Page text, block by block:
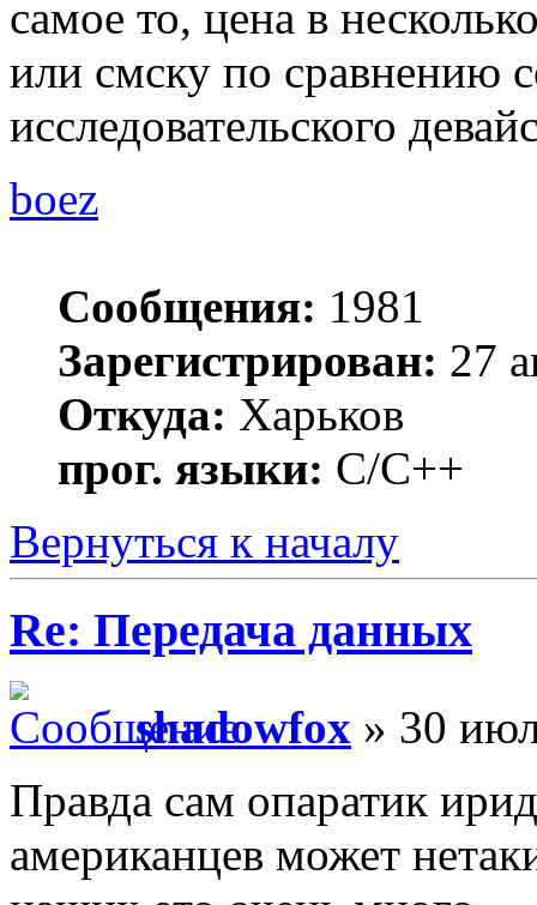
самое то, цена в
или смску по сравнению
исследовательского
boez
Сообщения: 1981
Зарегистрирован: 27
Откуда: Харьков
прог. языки: С/С++
Вернуться к началу
Re: Передача данных
shadowfox » 30
Правда сам опаратик
американцев может